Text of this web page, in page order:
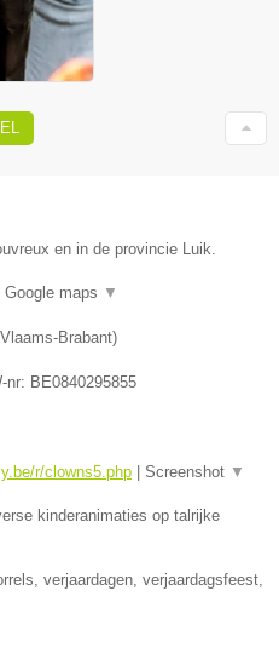
en in de provincie Luik.
Google maps ▼
Vlaams-Brabant)
nr: BE0840295855
r/clowns5.php Screenshot ▼
kinderanimaties op talrijke
verjaardagen, verjaardagsfeest,